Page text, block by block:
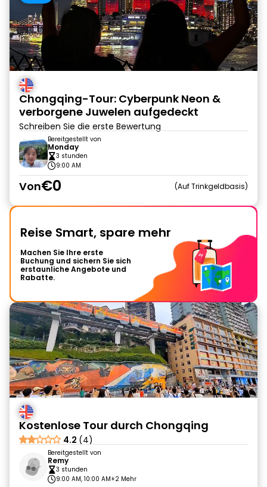
Chongqing-Tour: Cyberpunk Neon &
verborgene Juwelen aufgedeckt
Schreiben Sie die erste Bewertung
Bereitgestellt von
Monday
3 stunden
9:00 AM
Von€0 Auf Trinkgeldbasis
Reise Smart, spare mehr
Machen Sie Ihre erste
Buchung und sichern Sie sich
erstaunliche Angebote und
Rabatte.
Kostenlose Tour durch Chongqing
4.2 (4)
Bereitgestellt von
Remy
3 stunden
9:00 AM, 10:00 AM+2 Mehr